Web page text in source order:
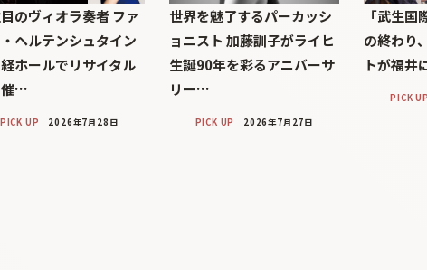
のヴィオラ奏者 ファ
ヘルテンシュタイン
ホールでリサイタル
催…
PICK UP 2026年7月28日
世界を魅了するパーカッシ
ョニスト 加藤訓子がライヒ
生誕90年を彩るアニバーサ
リー…
PICK UP 2026年7月27日
「武生国
の終わり
トが福井
PICK UP